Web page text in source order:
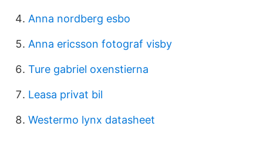
Anna nordberg esbo
Anna ericsson fotograf visby
Ture gabriel oxenstierna
Leasa privat bil
Westermo lynx datasheet